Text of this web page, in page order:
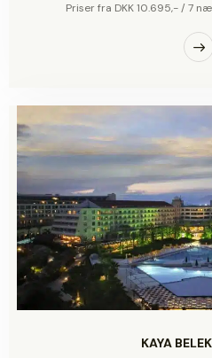
Priser fra DKK 10.695,- / 7
KAYA